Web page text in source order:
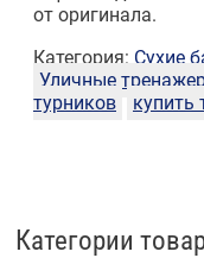
Категории
от оригинала.
Категория: Сухие
Уличные
турников
купить